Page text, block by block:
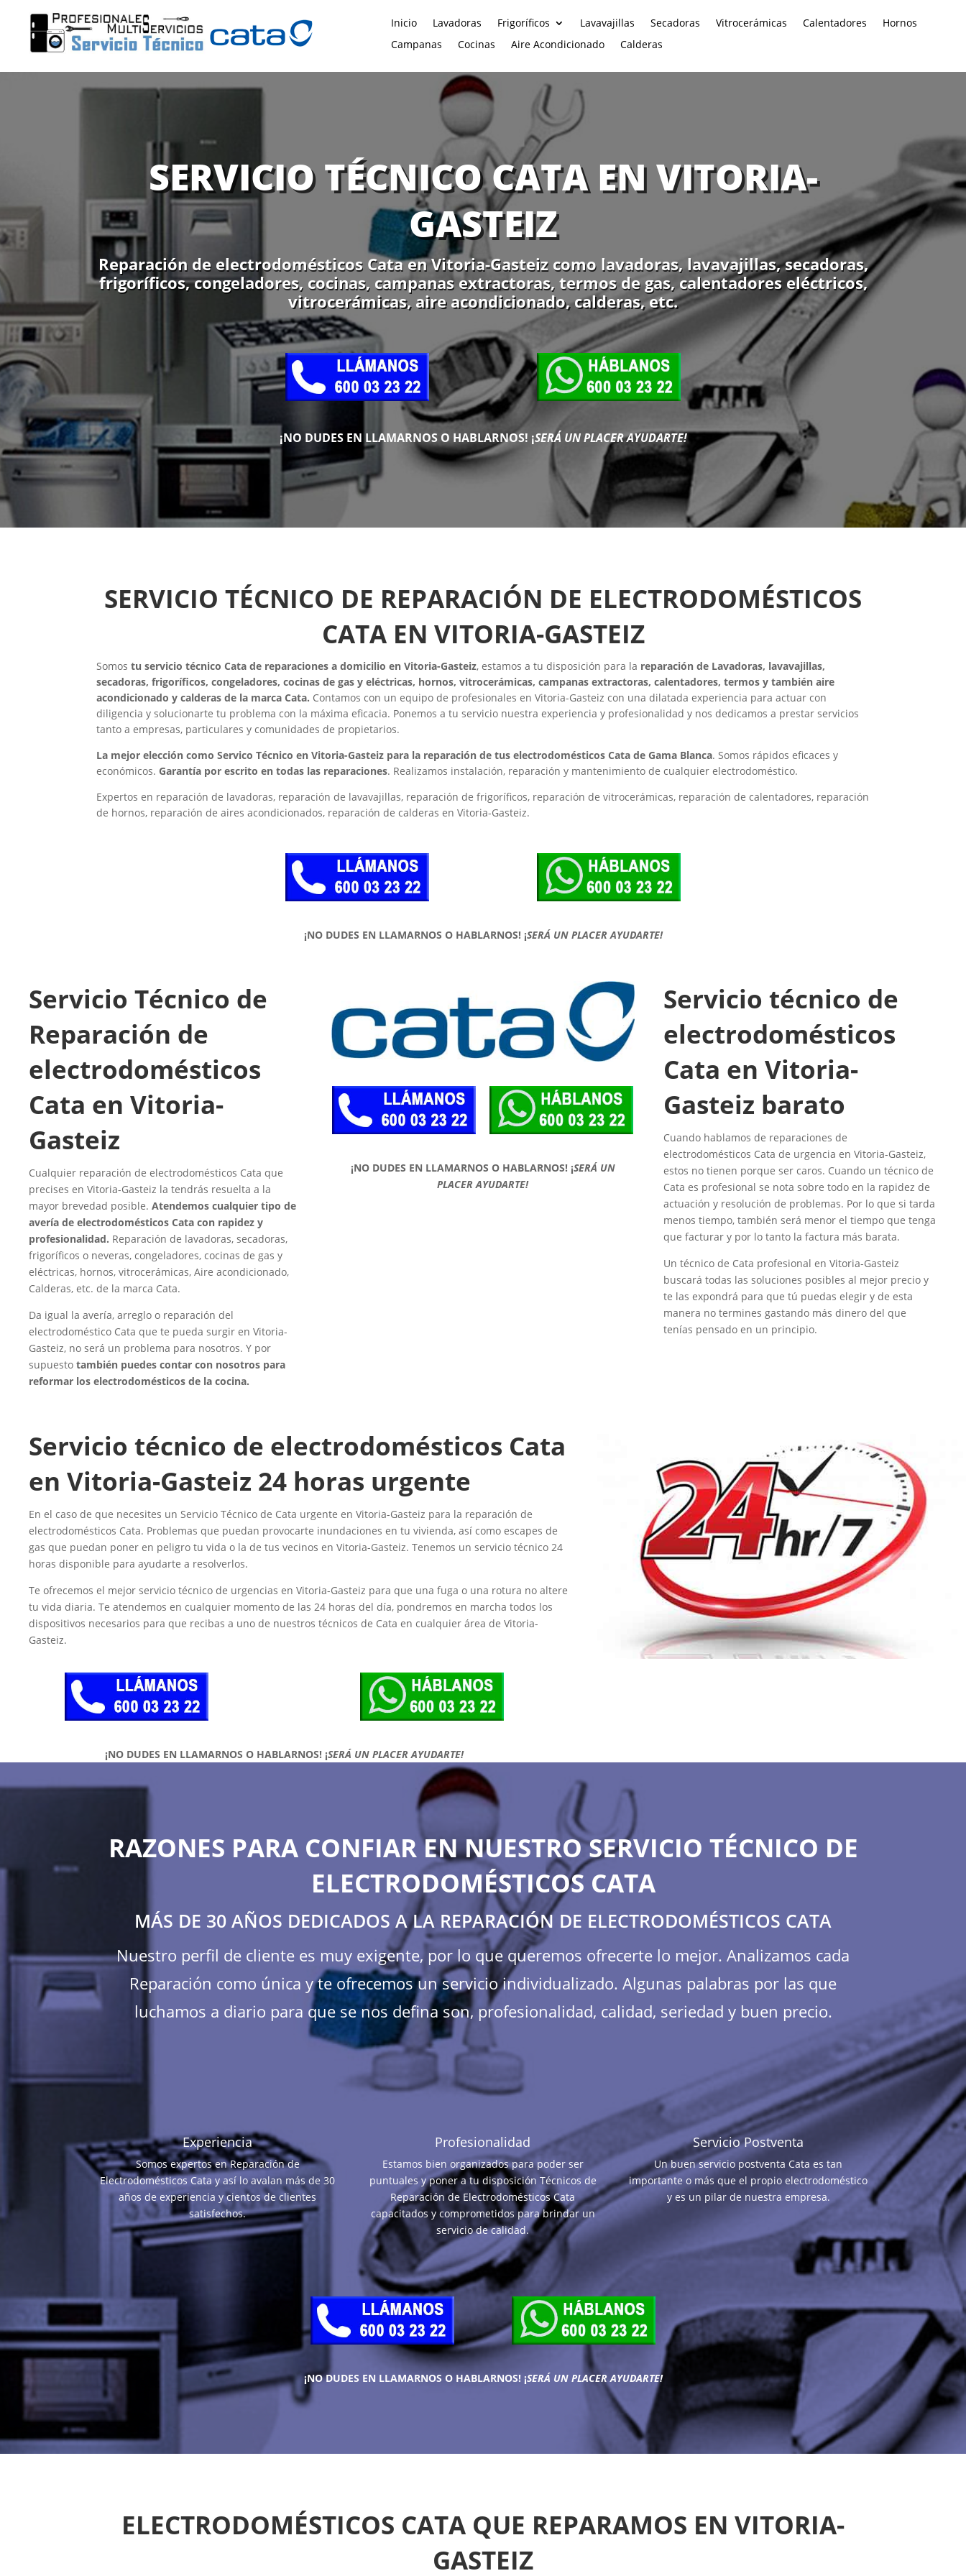
Inicio Lavadoras Frigoríficos Lavavajillas Secadoras Vitrocerámicas Calentadores
Hornos
Campanas
Cocinas Aire Acondicionado Calderas
SERVICIO TÉCNICO CATA EN VITORIA-
GASTEIZ
Reparación de electrodomésticos Cata en Vitoria-Gasteiz como lavadoras, lavavajillas, secadoras,
frigoríficos, congeladores, cocinas, campanas extractoras, termos de gas, calentadores eléctricos,
vitrocerámicas, aire acondicionado, calderas, etc.
¡NO DUDES EN LLAMARNOS O HABLARNOS! ¡SERÁ UN PLACER AYUDARTE!
SERVICIO TÉCNICO DE REPARACIÓN DE ELECTRODOMÉSTICOS
CATA EN VITORIA-GASTEIZ
Somostu servicio técnico Cata de reparaciones a domicilio en Vitoria-Gasteiz, estamos a tu disposición para la reparación de Lavadoras, lavavajillas,
secadoras, frigoríficos, congeladores, cocinas de gas y eléctricas, hornos, vitrocerámicas, campanas extractoras, calentadores, termos y también aire
acondicionado y calderas de la marca Cata. Contamos con un equipo de profesionales en Vitoria-Gasteiz con una dilatada experiencia para actuar con
diligencia y solucionarte tu problema con la máxima eficacia. Ponemos a tu servicio nuestra experiencia y profesionalidad y nos dedicamos a prestar servicios
tanto a empresas, particulares y comunidades de propietarios.
La mejor elección como Servico Técnico en Vitoria-Gasteiz para la reparación de tus electrodomésticos Cata de Gama Blanca. Somos rápidos eficaces y
económicos.Garantía por escrito en todas las reparaciones. Realizamos instalación, reparación y mantenimiento de cualquier electrodoméstico.
Expertos en reparación de lavadoras, reparación de lavavajillas, reparación de frigoríficos, reparación de vitrocerámicas, reparación de calentadores, reparación
de hornos, reparación de aires acondicionados, reparación de calderas en Vitoria-Gasteiz.
¡NO DUDES EN LLAMARNOS O HABLARNOS! ¡SERÁ UN PLACER AYUDARTE!
Servicio Técnico de
Reparación de
electrodomésticos
Cata en Vitoria-
Gasteiz
Cualquier reparación de electrodomésticos Cata que
precises en Vitoria-Gasteiz la tendrás resuelta a la
mayor brevedad posible. Atendemos cualquier tipo de
avería de electrodomésticos Cata con rapidez y
profesionalidad. Reparación de lavadoras, secadoras,
frigoríficos o neveras, congeladores, cocinas de gas y
eléctricas, hornos, vitrocerámicas, Aire acondicionado,
Calderas, etc. de la marca Cata.
Da igual la avería, arreglo o reparación del
electrodoméstico Cata que te pueda surgir en Vitoria-
Gasteiz, no será un problema para nosotros. Y por
supuesto también puedes contar con nosotros para
reformar los electrodomésticos de la cocina.
¡NO DUDES EN LLAMARNOS O HABLARNOS! ¡SERÁ UN
PLACER AYUDARTE!
Servicio técnico de
electrodomésticos
Cata en Vitoria-
Gasteiz barato
Cuando hablamos de reparaciones de
electrodomésticos Cata de urgencia en Vitoria-Gasteiz,
estos no tienen porque ser caros. Cuando un técnico de
Cata es profesional se nota sobre todo en la rapidez de
actuación y resolución de problemas. Por lo que si tarda
menos tiempo, también será menor el tiempo que tenga
que facturar y por lo tanto la factura más barata.
Un técnico de Cata profesional en Vitoria-Gasteiz
buscará todas las soluciones posibles al mejor precio y
te las expondrá para que tú puedas elegir y de esta
manera no termines gastando más dinero del que
tenías pensado en un principio.
Servicio técnico de electrodomésticos Cata
en Vitoria-Gasteiz 24 horas urgente
En el caso de que necesites un Servicio Técnico de Cata urgente en Vitoria-Gasteiz para la reparación de
electrodomésticos Cata. Problemas que puedan provocarte inundaciones en tu vivienda, así como escapes de
gas que puedan poner en peligro tu vida o la de tus vecinos en Vitoria-Gasteiz. Tenemos un servicio técnico 24
horas disponible para ayudarte a resolverlos.
Te ofrecemos el mejor servicio técnico de urgencias en Vitoria-Gasteiz para que una fuga o una rotura no altere
tu vida diaria. Te atendemos en cualquier momento de las 24 horas del día, pondremos en marcha todos los
dispositivos necesarios para que recibas a uno de nuestros técnicos de Cata en cualquier área de Vitoria-
Gasteiz.
¡NO DUDES EN LLAMARNOS O HABLARNOS! ¡SERÁ UN PLACER AYUDARTE!
RAZONES PARA CONFIAR EN NUESTRO SERVICIO TÉCNICO DE
ELECTRODOMÉSTICOS CATA
MÁS DE 30 AÑOS DEDICADOS A LA REPARACIÓN DE ELECTRODOMÉSTICOS CATA
Nuestro perfil de cliente es muy exigente, por lo que queremos ofrecerte lo mejor. Analizamos cada
Reparación como única y te ofrecemos un servicio individualizado. Algunas palabras por las que
luchamos a diario para que se nos defina son, profesionalidad, calidad, seriedad y buen precio.
Experiencia
Somos expertos en Reparación de
Electrodomésticos Cata y así lo avalan más de 30
años de experiencia y cientos de clientes
satisfechos.
Profesionalidad
Estamos bien organizados para poder ser
puntuales y poner a tu disposición Técnicos de
Reparación de Electrodomésticos Cata
capacitados y comprometidos para brindar un
servicio de calidad.
Servicio Postventa
Un buen servicio postventa Cata es tan
importante o más que el propio electrodoméstico
y es un pilar de nuestra empresa.
¡NO DUDES EN LLAMARNOS O HABLARNOS! ¡SERÁ UN PLACER AYUDARTE!
ELECTRODOMÉSTICOS CATA QUE REPARAMOS EN VITORIA-
GASTEIZ